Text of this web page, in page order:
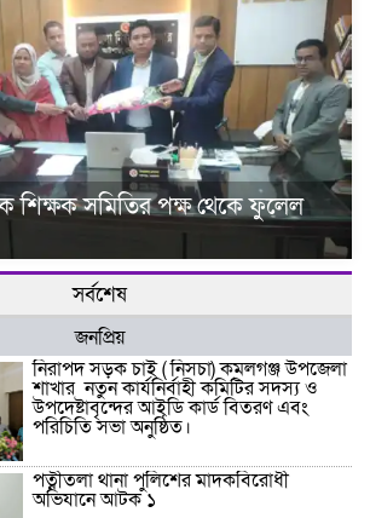
শিক্ষক সমিতির পক্ষ থেকে ফুলেল
সর্বশেষ
জনপ্রিয়
নিরাপদ সড়ক চাই ( নিসচা) কমলগঞ্জ উপজেলা
শাখার নতুন কার্যনির্বাহী কমিটির সদস্য ও
উপদেষ্টাবৃন্দের আইডি কার্ড বিতরণ এবং
পরিচিতি সভা অনুষ্ঠিত।
পত্নীতলা থানা পুলিশের মাদকবিরোধী
অভিযানে আটক ১